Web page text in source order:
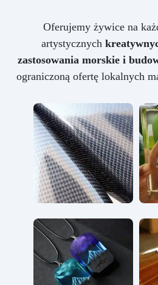
Oferujemy żywice na
artystycznych
zastosowania morskie i
ograniczoną ofertę lokalnych